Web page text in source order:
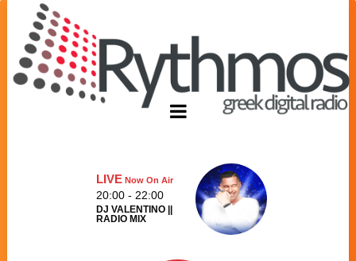
LIVENow On Air
20:00 - 22:00
DJ VALENTINO ||
RADIO MIX